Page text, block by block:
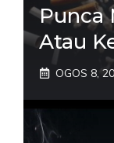
Punca
Atau
OGOS 8,